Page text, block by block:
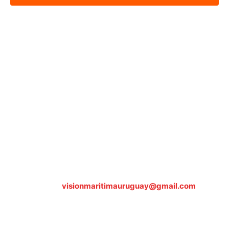
visionmaritimauruguay@gmail.com